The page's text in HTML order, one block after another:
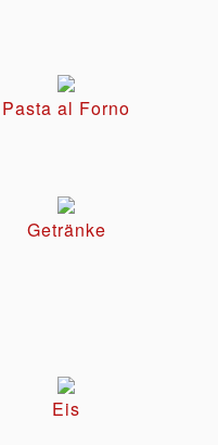
Pasta al Forno
Getränke
Eis